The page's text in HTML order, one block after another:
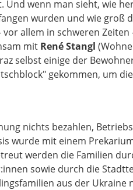
Und wenn man sieht, wie
wurden und wie groß
allem in schweren
mit René Stangl
selbst einige der
gekommen, um
nichts bezahlen,
wurde mit einem
werden die Familien
sowie durch die
aus der Ukraine